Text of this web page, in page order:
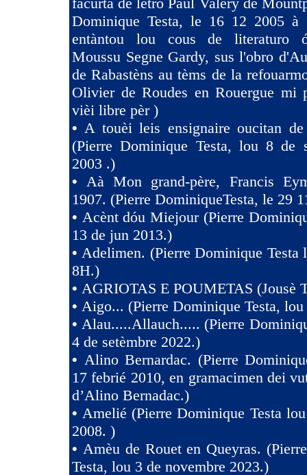
Dominique Testa, le 16 12 2005 à
entàntou lou cous de literaturo
Moussu Segne Gardy, sus l'obro
de Rabastèns au tèms de la
Olivier de Roudes en Rouergue mi
vièi libre pèr )
•A touèi leis ensignaire oucitan
(Pierre Dominique Testa, lou 8 de
2003 .)
•Aà Mon grand-père, Francis
1907. (Pierre DominiqueTesta, le 29
• Acènt dóu Miejour (Pierre
13 de jun 2013.)
•Adelimen. (Pierre Dominique Testa
8H.)
• AGRIOTAS E POUMETAS (Jousè
• Aigo... (Pierre Dominique Testa, lou
•Alau.....Allauch..... (Pierre
4 de setèmbre 2022.)
• Alino Bernardac. (Pierre
17 febrié 2010, en gramacimen dei
d’Alino Bernadac.)
•Amelié (Pierre Dominique Testa
2008. )
• Amèu de Rouet en Queyras.
Testa, lou 3 de novembre 2023.)